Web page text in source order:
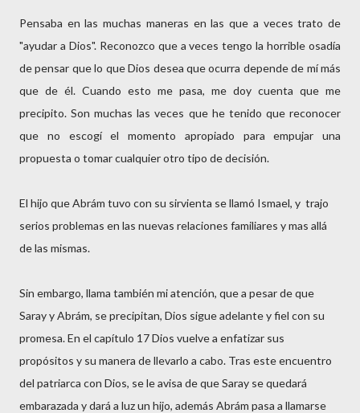
Pensaba en las muchas maneras en las que a veces trato de
"ayudar a Dios". Reconozco que a veces tengo la horrible osadía
de pensar que lo que Dios desea que ocurra depende de mí más
que de él. Cuando esto me pasa, me doy cuenta que me
precipito. Son muchas las veces que he tenido que reconocer
que no escogí el momento apropiado para empujar una
propuesta o tomar cualquier otro tipo de decisión.
El hijo que Abrám tuvo con su sirvienta se llamó Ismael, y trajo
serios problemas en las nuevas relaciones familiares y mas allá
de las mismas.
Sin embargo, llama también mi atención, que a pesar de que
Saray y Abrám, se precipitan, Dios sigue adelante y fiel con su
promesa. En el capítulo 17 Dios vuelve a enfatizar sus
propósitos y su manera de llevarlo a cabo. Tras este encuentro
del patriarca con Dios, se le avisa de que Saray se quedará
embarazada y dará a luz un hijo, además Abrám pasa a llamarse